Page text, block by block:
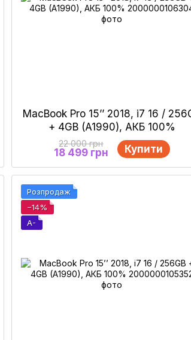
MacBook Pro 15’’ 2018, i7 16 /
+ 4GB (A1990), АКБ 100%
22 000 грн
18 499 грн Купити
Розпродаж
−14%
A-